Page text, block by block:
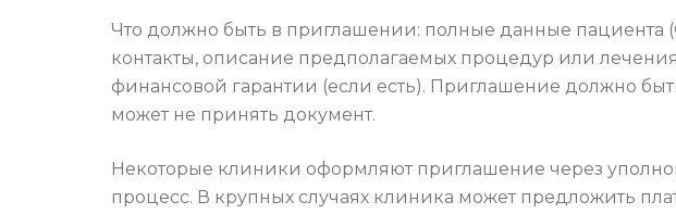
Что должно быть в приглашении: полные данные
контакты, описание предполагаемых процедур или
финансовой гарантии (если есть). Приглашение должно
может не принять документ.
Некоторые клиники оформляют приглашение через
процесс. В крупных случаях клиника может предложить